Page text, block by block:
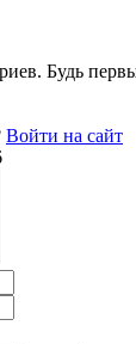
Будь
Войти на сайт